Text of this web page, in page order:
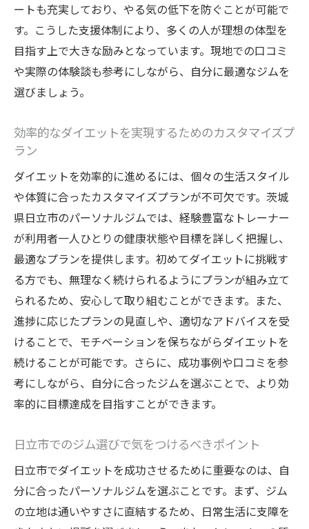
自分に合ったジムの選び方の基本
パーソナルジムの設備チェックリスト
トレーナーとのコミュニケーションの重要
性
価格設定とプラン内容の比較
フィードバックとサポート体制の確認
日立市でのダイエットを加速！パーソナルジム
のメリットとは
日立市のジムで受けられる個別プランの魅
力
短期間での成果を実感するためのサポート
安心・安全のトレーニング環境
目標達成までのモチベーション管理
時間効率の良いトレーニングスケジュール
ダイエット仲間とのネットワーク作り
成功するダイエットのためにパーソナルジムが
提供するサポート
提供
結果を出すための定期的な進捗評価
栄養指導による食生活の改善
メンタルヘルスケアのアドバイス
ートも充実しており、やる気の低下を防ぐことが可能で
す。こうした支援体制により、多くの人が理想の体型を
目指す上で大きな励みとなっています。現地での口コミ
や実際の体験談も参考にしながら、自分に最適なジムを
選びましょう。
効率的なダイエットを実現するためのカスタマイズプ
ラン
ダイエットを効率的に進めるには、個々の生活スタイル
や体質に合ったカスタマイズプランが不可欠です。茨城
県日立市のパーソナルジムでは、経験豊富なトレーナー
が利用者一人ひとりの健康状態や目標を詳しく把握し、
最適なプランを提供します。初めてダイエットに挑戦す
る方でも、無理なく続けられるようにプランが組み立て
られるため、安心して取り組むことができます。また、
進捗に応じたプランの見直しや、適切なアドバイスを受
けることで、モチベーションを保ちながらダイエットを
続けることが可能です。さらに、成功事例や口コミを参
考にしながら、自分に合ったジムを選ぶことで、より効
率的に目標達成を目指すことができます。
日立市でのジム選びで気をつけるべきポイント
日立市でダイエットを成功させるために重要なのは、自
分に合ったパーソナルジムを選ぶことです。まず、ジム
の立地は通いやすさに直結するため、日常生活に支障を